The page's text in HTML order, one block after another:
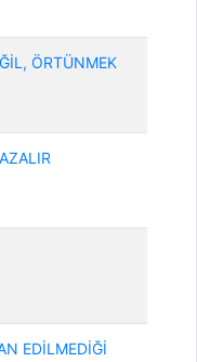
ÖRTÜNMEK
EDİLMEDİĞİ